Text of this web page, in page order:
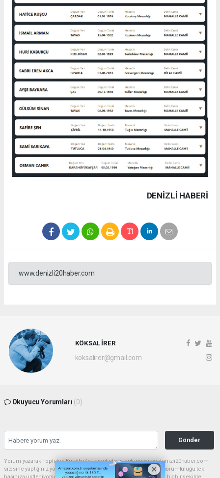
DENIZLI HABERİ
www.denizli20haber.com
KÖKSAL İRER
koksalirer@gmail.com
Okuyucu Yorumları (0)
Gönder
Yorum yazarak Topluluk Kuralları’nı kabul etmiş bulunuyor ve denizli20haber.com
sitesine yaptığınız yorumunuzla ilgili doğrudan veya dolaylı tüm sorumluluğu tek
başınıza üstleniyorsunuz. Yazılan tüm yorumlardan site yönetimi hiçbir şekilde